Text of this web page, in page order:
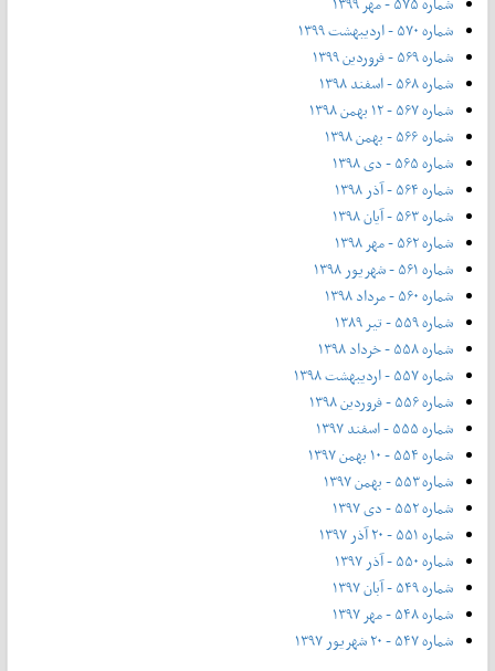
شماره ۵۷۰ - اردیبهشت ۱۳۹۹
شماره ۵۶۹ - فروردین ۱۳۹۹
شماره ۵۶۸ - اسفند ۱۳۹۸
شماره ۵۶۷ - ۱۲ بهمن ۱۳۹۸
شماره ۵۶۶ - بهمن ۱۳۹۸
شماره ۵۶۵ - دی ۱۳۹۸
شماره ۵۶۴ - آذر ۱۳۹۸
شماره ۵۶۳ - آیان ۱۳۹۸
شماره ۵۶۲ - مهر ۱۳۹۸
شماره ۵۶۱ - شهریور ۱۳۹۸
شماره ۵۶۰ - مرداد ۱۳۹۸
شماره ۵۵۹ - تیر ۱۳۸۹
شماره ۵۵۸ - خرداد ۱۳۹۸
شماره ۵۵۷ - اردیبهشت ۱۳۹۸
شماره ۵۵۶ - فروردین ۱۳۹۸
شماره ۵۵۵ - اسفند ۱۳۹۷
شماره ۵۵۴ - ۱۰ بهمن ۱۳۹۷
شماره ۵۵۳ - بهمن ۱۳۹۷
شماره ۵۵۲ - دی ۱۳۹۷
شماره ۵۵۱ - ۲۰ آذر ۱۳۹۷
شماره ۵۵۰ - آذر ۱۳۹۷
شماره ۵۴۹ - آبان ۱۳۹۷
شماره ۵۴۸ - مهر ۱۳۹۷
شماره ۵۴۷ - ۲۰ شهریور ۱۳۹۷